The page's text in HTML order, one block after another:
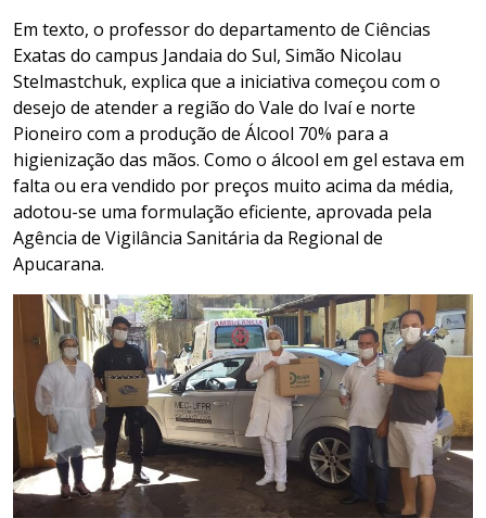
Em texto, o professor do departamento de Ciências
Exatas do campus Jandaia do Sul, Simão Nicolau
Stelmastchuk, explica que a iniciativa começou com o
desejo de atender a região do Vale do Ivaí e norte
Pioneiro com a produção de Álcool 70% para a
higienização das mãos. Como o álcool em gel estava em
falta ou era vendido por preços muito acima da média,
adotou-se uma formulação eficiente, aprovada pela
Agência de Vigilância Sanitária da Regional de
Apucarana.